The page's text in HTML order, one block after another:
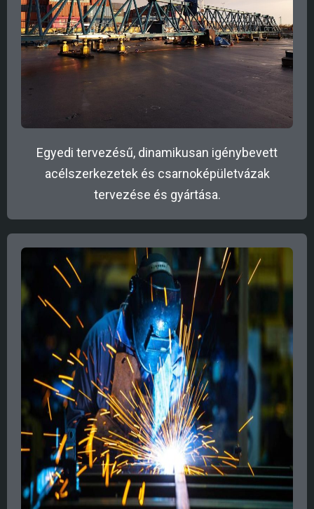
Egyedi tervezésű, dinamikusan igénybevett
acélszerkezetek és csarnoképületvázak
tervezése és gyártása.